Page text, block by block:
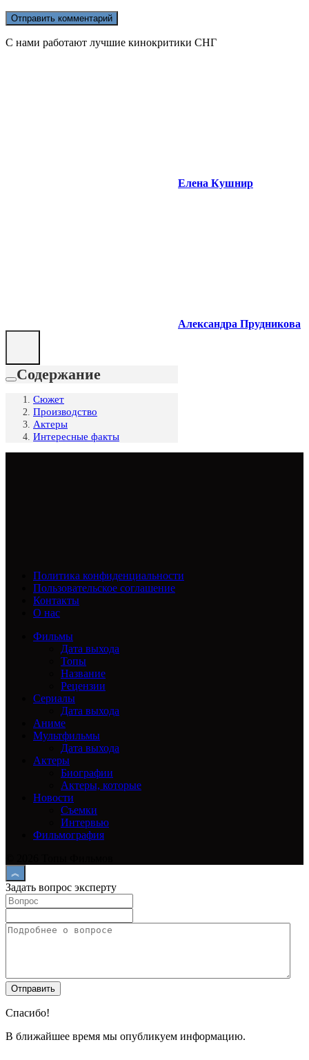
С нами работают лучшие кинокритики СНГ
Елена Кушнир
Александра Прудникова
Содержание
Сюжет
Производство
Актеры
Интересные факты
Политика конфиденциальности
Пользовательское соглашение
Контакты
О нас
Фильмы
Дата выхода
Топы
Название
Рецензии
Сериалы
Дата выхода
Аниме
Мультфильмы
Дата выхода
Актеры
Биографии
Актеры, которые
Новости
Съемки
Интервью
Фильмография
Задать вопрос эксперту
Спасибо!
В ближайшее время мы опубликуем информацию.